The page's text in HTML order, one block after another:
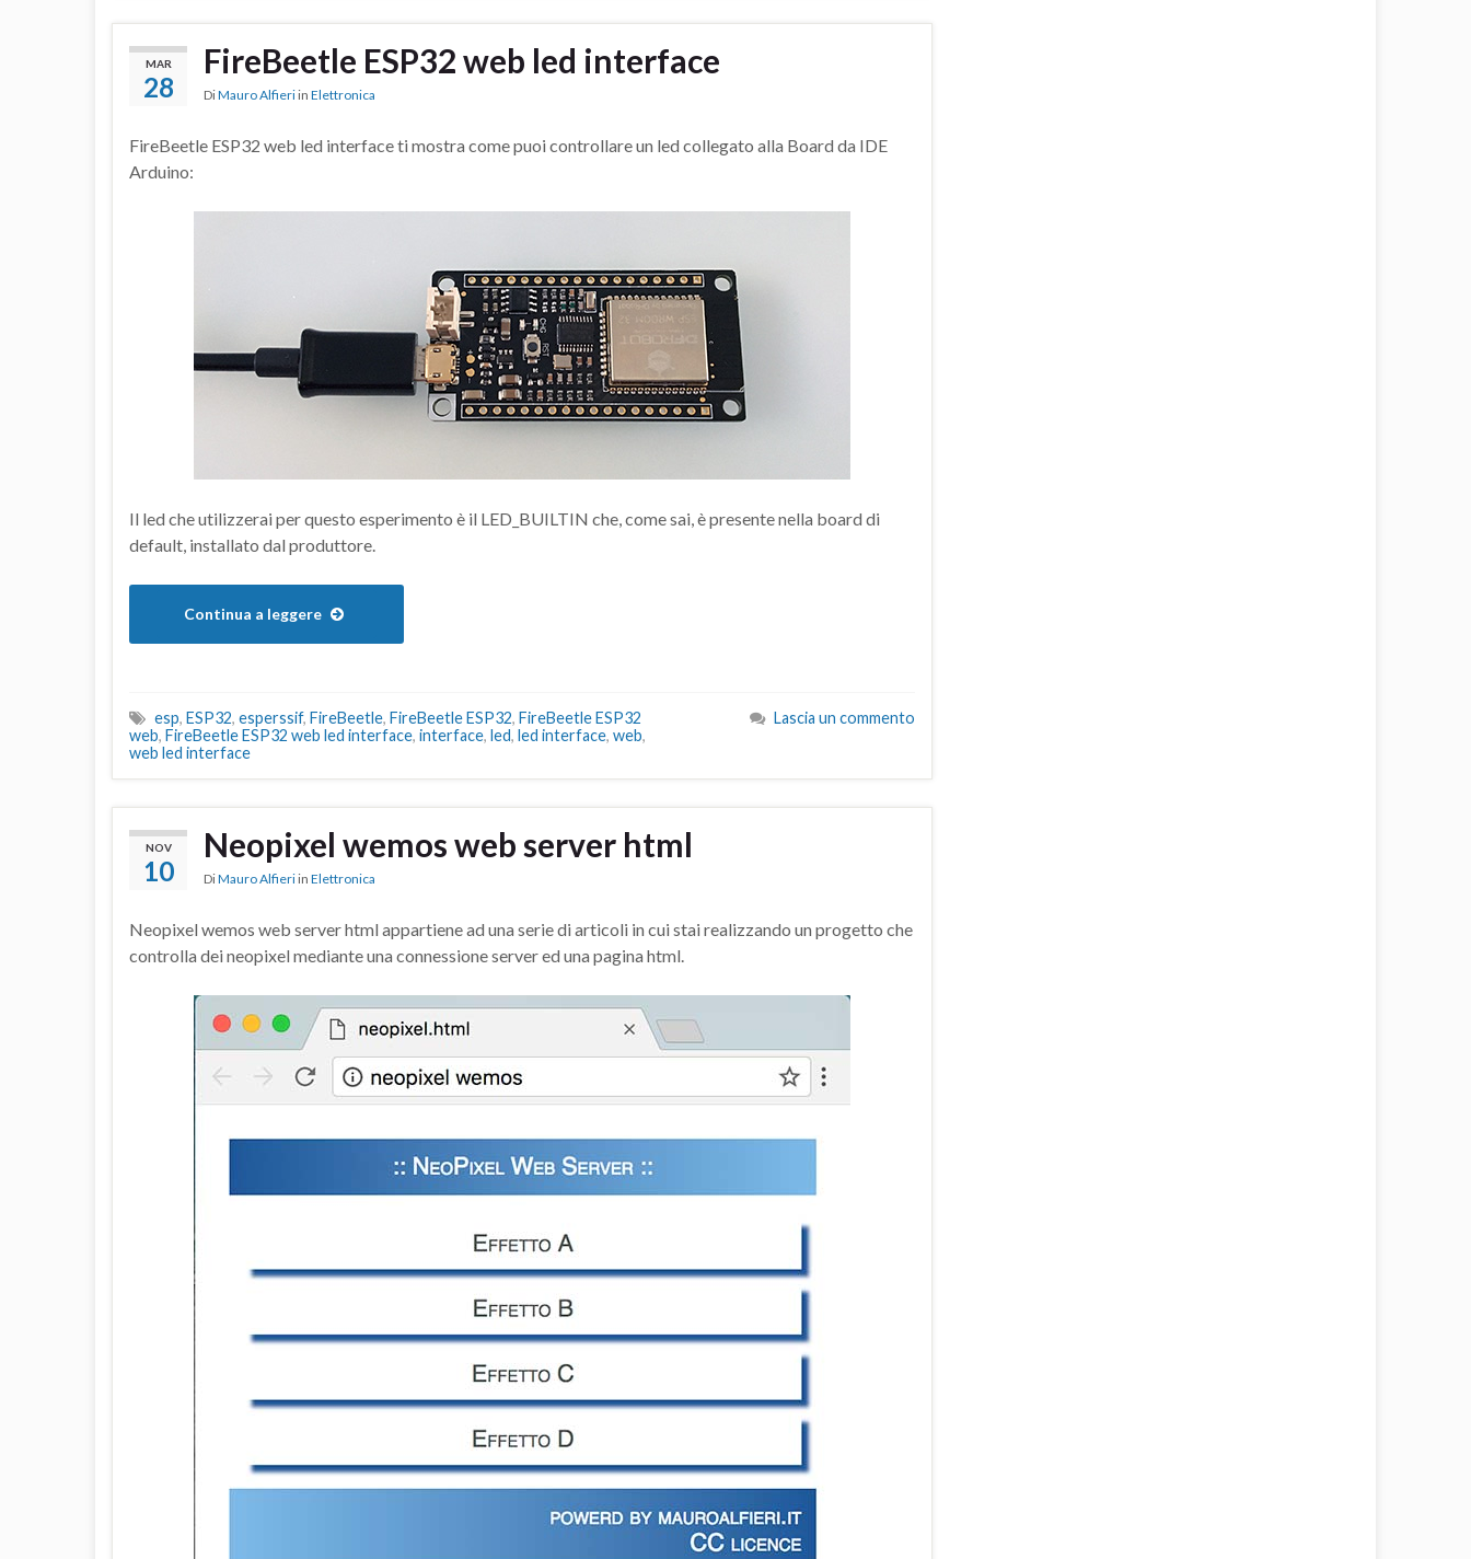
MAR
28
FireBeetle ESP32 web led interface
DiMauro Alfieri in Elettronica
FireBeetle ESP32 web led interface ti mostra come puoi controllare un led collegato alla Board da IDE
Arduino:
Il led che utilizzerai per questo esperimento è il LED_BUILTIN che, come sai, è presente nella board di
default, installato dal produttore.
Continua a leggere
esp, ESP32, esperssif, FireBeetle, FireBeetle ESP32, FireBeetle ESP32
web, FireBeetle ESP32 web led interface, interface, led, led interface, web,
web led interface
Lascia un commento
NOV
10
Neopixel wemos web server html
DiMauro Alfieri in Elettronica
Neopixel wemos web server html appartiene ad una serie di articoli in cui stai realizzando un progetto che
controlla dei neopixel mediante una connessione server ed una pagina html.